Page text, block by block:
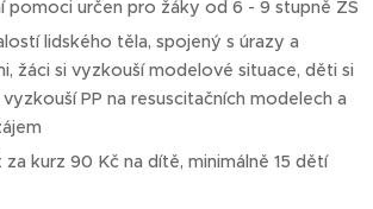
pomoci určen pro žáky od 6 - 9 stupně ZŠ
lidského těla, spojený s úrazy a
žáci si vyzkouší modelové situace, děti si
PP na resuscitačních modelech a
za kurz 90 Kč na dítě, minimálně 15 dětí